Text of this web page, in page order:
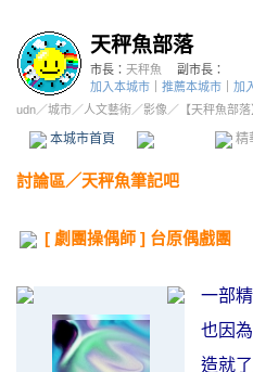
天秤魚部落
市長： 天秤魚
副市長：
加入本城市
推薦本城市 加
udn／城市／人文藝術／影像 ／ 【天秤魚部
本城市首頁 精
討論區／天秤魚筆記吧
[ 劇團操偶師 ] 台原偶戲團
一部
也因
造就